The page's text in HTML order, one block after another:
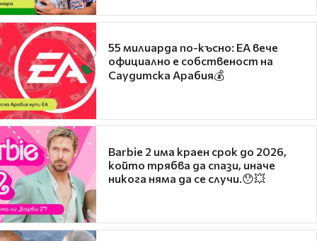
55 милиарда по-късно: EA вече
официално е собственост на
Саудитска Арабия💰
Barbie 2 има краен срок до 2026,
който трябва да спази, иначе
никога няма да се случи.😯💥